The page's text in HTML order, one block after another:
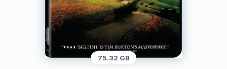
75.32 GB